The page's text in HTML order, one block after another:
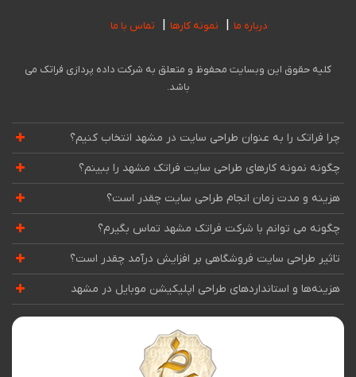
درباره ما نمونه کارها تماس با ما
کلیه حقوق این وبسایت محفوظ و متعلق به شرکت داده پردازی فراتک می
باشد.
چرا فراتک را به عنوان طراحی سایت در مشهد انتخاب کنیم؟
چگونه نمونه کارهای طراحی سایت فراتک مشهد را ببینم؟
هزینه و مدت زمان انجام طراحی سایت چقدر است؟
چگونه می توانم با شرکت فراتک مشهد تماس بگیرم؟
تاثیر طراحی سایت فروشگاهی بر افزایش درآمد چقدر است؟
هزینه‌ها و استانداردهای طراحی اپلیکیشن موبایل در مشهد